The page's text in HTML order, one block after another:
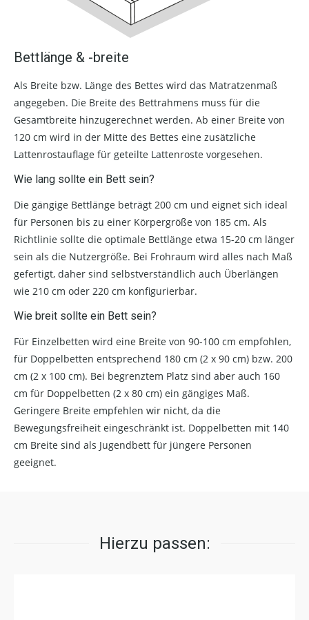
Bettlänge & -breite
Als Breite bzw. Länge des Bettes wird das Matratzenmaß
angegeben. Die Breite des Bettrahmens muss für die
Gesamtbreite hinzugerechnet werden. Ab einer Breite von
120 cm wird in der Mitte des Bettes eine zusätzliche
Lattenrostauflage für geteilte Lattenroste vorgesehen.
Wie lang sollte ein Bett sein?
Die gängige Bettlänge beträgt 200 cm und eignet sich ideal
für Personen bis zu einer Körpergröße von 185 cm. Als
Richtlinie sollte die optimale Bettlänge etwa 15-20 cm länger
sein als die Nutzergröße. Bei Frohraum wird alles nach Maß
gefertigt, daher sind selbstverständlich auch Überlängen
wie 210 cm oder 220 cm konfigurierbar.
Wie breit sollte ein Bett sein?
Für Einzelbetten wird eine Breite von 90-100 cm empfohlen,
für Doppelbetten entsprechend 180 cm (2 x 90 cm) bzw. 200
cm (2 x 100 cm). Bei begrenztem Platz sind aber auch 160
cm für Doppelbetten (2 x 80 cm) ein gängiges Maß.
Geringere Breite empfehlen wir nicht, da die
Bewegungsfreiheit eingeschränkt ist. Doppelbetten mit 140
cm Breite sind als Jugendbett für jüngere Personen
geeignet.
Hierzu passen: